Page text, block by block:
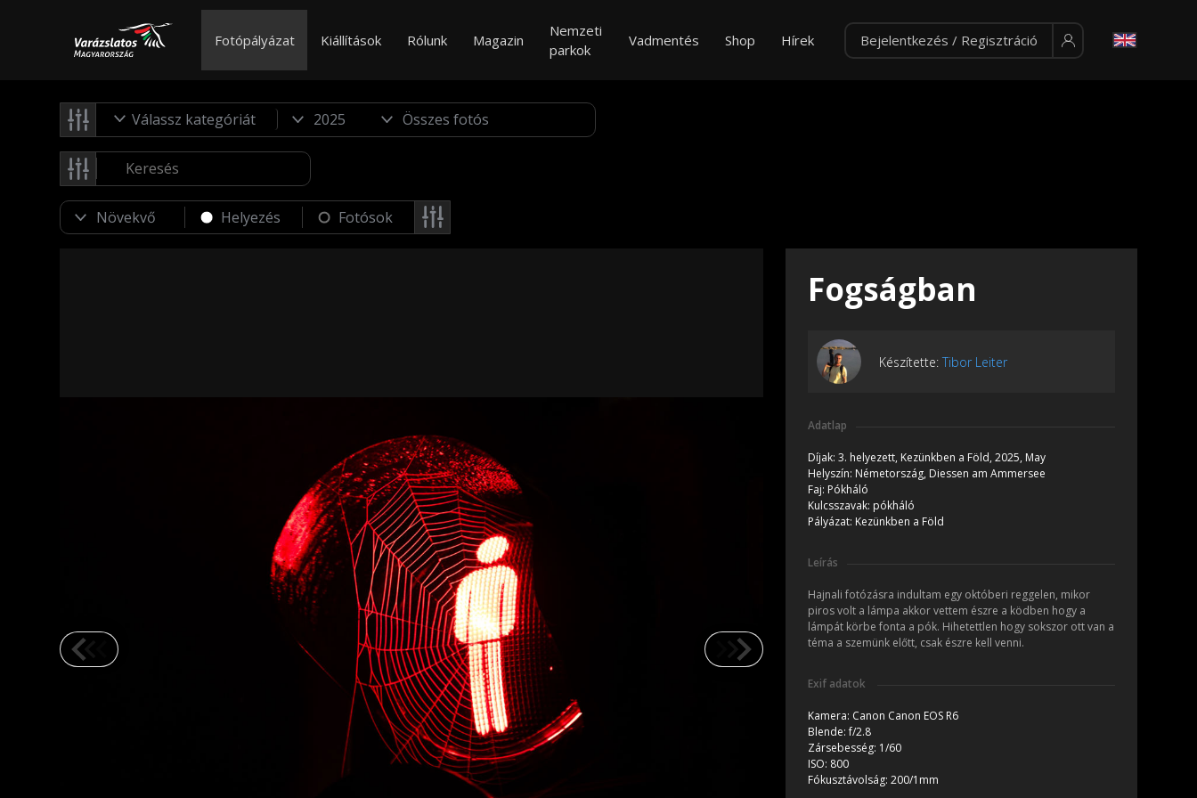
Fotópályázat Kiállítások Rólunk Magazin
Nemzeti
parkok
Vadmentés Shop Hírek Bejelentkezés / Regisztráció
Válassz kategóriát
Helyezés Fotósok
Fogságban
Készítette: Tibor Leiter
Adatlap
Díjak: 3. helyezett, Kezünkben a Föld, 2025, May
Helyszín: Németország, Diessen am Ammersee
Faj: Pókháló
Kulcsszavak: pókháló
Pályázat: Kezünkben a Föld
Leírás
Hajnali fotózásra indultam egy októberi reggelen, mikor
piros volt a lámpa akkor vettem észre a ködben hogy a
lámpát körbe fonta a pók. Hihetettlen hogy sokszor ott van a
téma a szemünk előtt, csak észre kell venni.
Exif adatok
Kamera: Canon Canon EOS R6
Blende:f/2.8
Zársebesség: 1/60
ISO: 800
Fókusztávolság: 200/1mm